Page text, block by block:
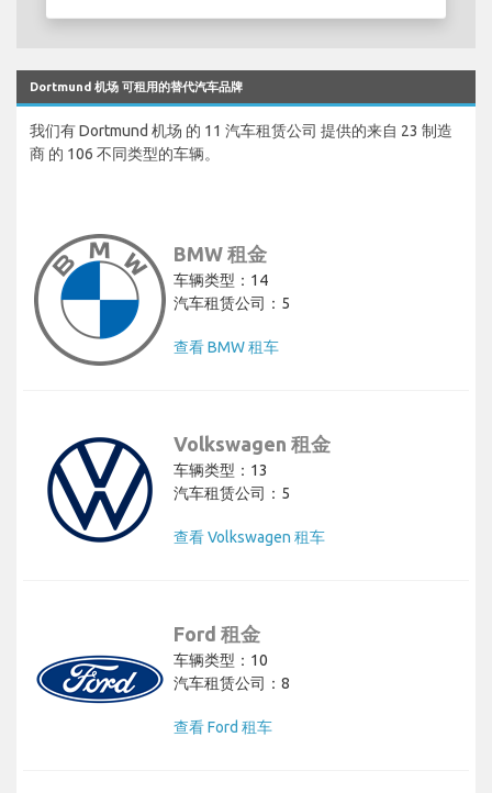
Dortmund 机场 可租用的替代汽车品牌
我们有 Dortmund 机场 的 11 汽车租赁公司 提供的来自 23 制造
商 的 106 不同类型的车辆。
BMW 租金
车辆类型：14
汽车租赁公司：5
查看 BMW 租车
Volkswagen 租金
车辆类型：13
汽车租赁公司：5
查看 Volkswagen 租车
Ford 租金
车辆类型：10
汽车租赁公司：8
查看 Ford 租车